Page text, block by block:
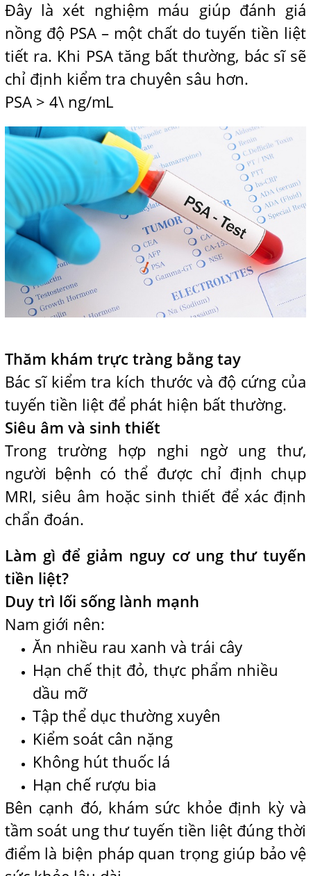
Đây là xét nghiệm máu giúp đánh giá
nồng độ PSA – một chất do tuyến tiền liệt
tiết ra. Khi PSA tăng bất thường, bác sĩ sẽ
chỉ định kiểm tra chuyên sâu hơn.
PSA > 4\ ng/mL
Thăm khám trực tràng bằng tay
Bác sĩ kiểm tra kích thước và độ cứng của
tuyến tiền liệt để phát hiện bất thường.
Siêu âm và sinh thiết
Trong trường hợp nghi ngờ ung thư,
người bệnh có thể được chỉ định chụp
MRI, siêu âm hoặc sinh thiết để xác định
chẩn đoán.
Làm gì để giảm nguy cơ ung thư tuyến
tiền liệt?
Duy trì lối sống lành mạnh
Nam giới nên:
Ăn nhiều rau xanh và trái cây
Hạn chế thịt đỏ, thực phẩm nhiều
dầu mỡ
Tập thể dục thường xuyên
Kiểm soát cân nặng
Không hút thuốc lá
Hạn chế rượu bia
Bên cạnh đó, khám sức khỏe định kỳ và
tầm soát ung thư tuyến tiền liệt đúng thời
điểm là biện pháp quan trọng giúp bảo vệ